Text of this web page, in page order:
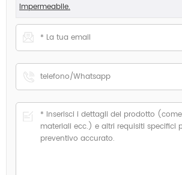
Impermeabile.